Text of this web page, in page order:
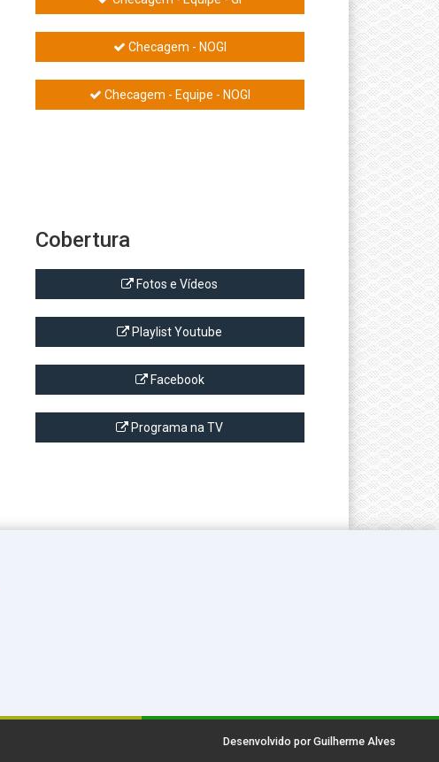
Checagem - NOGI
Checagem - Equipe - NOGI
Cobertura
Fotos e Vídeos
Playlist Youtube
Facebook
Programa na TV
Desenvolvido por Guilherme Alves